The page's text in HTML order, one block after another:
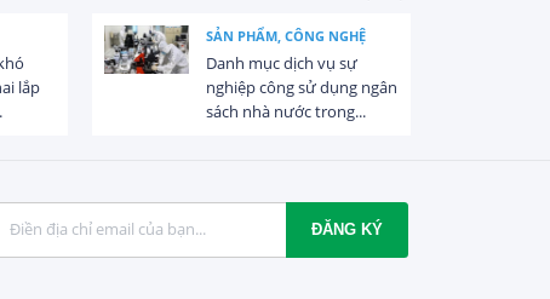
lắp
SẢN PHẨM, CÔNG NGHỆ
Danh mục dịch vụ sự
nghiệp công sử dụng ngân
sách nhà nước trong...
ĐĂNG KÝ